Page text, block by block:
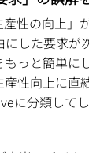
性の向上」
した要求が
っと簡単に
性向上に直
に分類して